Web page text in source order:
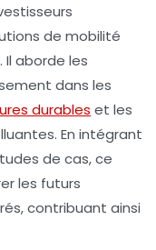
de mobilité
Il aborde les
dans les
durables et les
En intégrant
de cas, ce
les futurs
contribuant ainsi